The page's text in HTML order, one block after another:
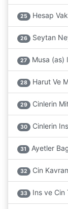
25 Hesap
26 Seytan
27 Musa (as)
28 Harut Ve
29 Cinlerin
30 Cinlerin
31 Ayetler
32 Cin
33 Ins ve Cin